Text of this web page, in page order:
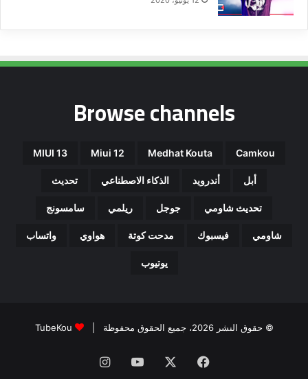
Browse channels
Camkou
Medhat Kouta
Miui 12
MIUI 13
أبل أندرويد الذكاء الاصطناعي تحديث
تحديث شاومي جوجل ريلمي سامسونج
شاومي فيسبوك مدحت كوتة هواوي واتساب
يوتيوب
© حقوق النشر 2026، جميع الحقوق محفوظة | TubeKou
فيسبوك ‫YouTubeانستقرام